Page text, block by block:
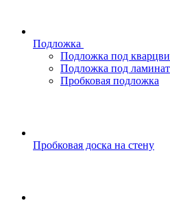
Подложка
Подложка под
Подложка под ламинат
Пробковая подложка
Пробковая доска на стену